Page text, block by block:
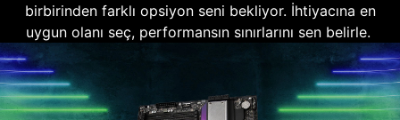
birbirinden farklı opsiyon seni bekliyor. İhtiyacına en
uygun olanı seç, performansın sınırlarını sen belirle.